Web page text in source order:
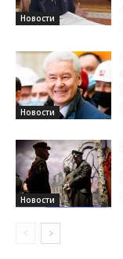
Новости
Новости
Новости